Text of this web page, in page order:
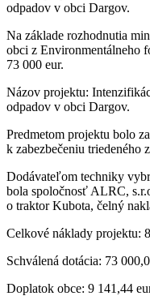
odpadov v obci Dargov.
Na základe rozhodnutia
obci z Environmentálneho
73 000 eur.
Názov projektu:
odpadov v obci Dargov.
Predmetom projektu bolo
k zabezbečeniu triedeného
Dodávateľom techniky
bola spoločnosť ALRC,
o traktor Kubota, čelný
Celkové náklady projektu:
Schválená dotácia: 73
Doplatok obce: 9 141,44